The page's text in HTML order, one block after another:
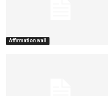
Affirmation wall